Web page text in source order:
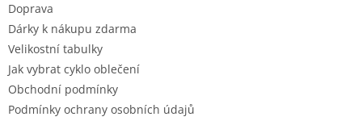
Doprava
Dárky k nákupu zdarma
Velikostní tabulky
Jak vybrat cyklo oblečení
Obchodní podmínky
Podmínky ochrany osobních údajů